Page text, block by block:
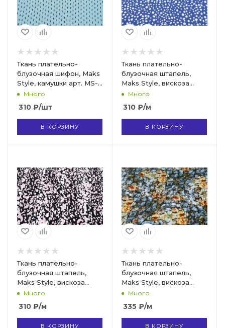
Ткань плательно-
блузочная шифон, Maks
Style, камушки арт. MS-
1195 D-10 C-1
Много
310 ₽/шт
В КОРЗИНУ
Ткань плательно-
блузочная штапель,
Maks Style, вискоза
100%, цвет ткани синий,
арт. MS- 2201 D-31
Много
310 ₽/м
В КОРЗИНУ
Ткань плательно-
блузочная штапель,
Maks Style, вискоза
100%, цвет ткани
черный, арт. MS- 2208
D-6 C-2
Много
310 ₽/м
В КОРЗИНУ
Ткань плательно-
блузочная штапель,
Maks Style, вискоза
100%, цветочный принт,
камни, арт. MS- 1192 D-
24
Много
335 ₽/м
В КОРЗИНУ